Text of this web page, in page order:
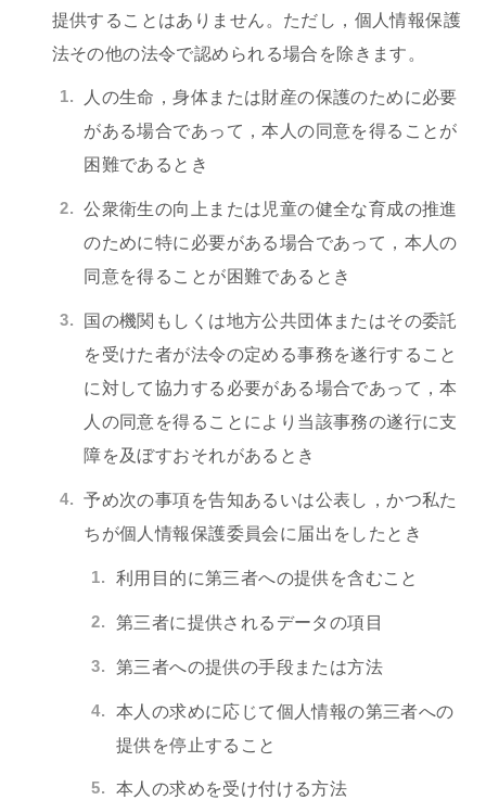
提供することはありません。ただし，個人情報保護
法その他の法令で認められる場合を除きます。
人の生命，身体または財産の保護のために必要
がある場合であって，本人の同意を得ることが
困難であるとき
公衆衛生の向上または児童の健全な育成の推進
のために特に必要がある場合であって，本人の
同意を得ることが困難であるとき
国の機関もしくは地方公共団体またはその委託
を受けた者が法令の定める事務を遂行すること
に対して協力する必要がある場合であって，本
人の同意を得ることにより当該事務の遂行に支
障を及ぼすおそれがあるとき
予め次の事項を告知あるいは公表し，かつ私た
ちが個人情報保護委員会に届出をしたとき
利用目的に第三者への提供を含むこと
第三者に提供されるデータの項目
第三者への提供の手段または方法
本人の求めに応じて個人情報の第三者への
提供を停止すること
本人の求めを受け付ける方法